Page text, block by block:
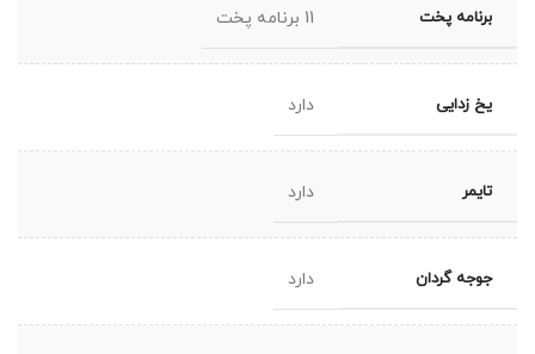
برنامه پخت 11 برنامه پخت
یخ زدایی دارد
تایمر دارد
جوجه گردان دارد